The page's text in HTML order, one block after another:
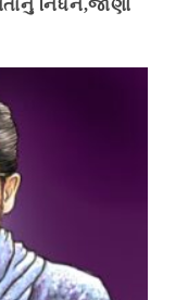
નિધન,જાણો